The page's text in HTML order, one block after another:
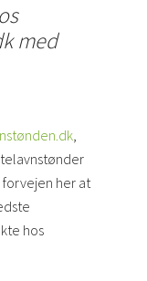
med
,
her at
hos